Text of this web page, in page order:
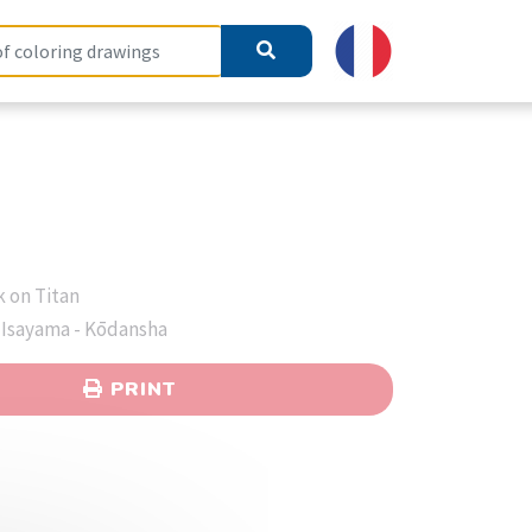
on Titan
- Kōdansha
PRINT